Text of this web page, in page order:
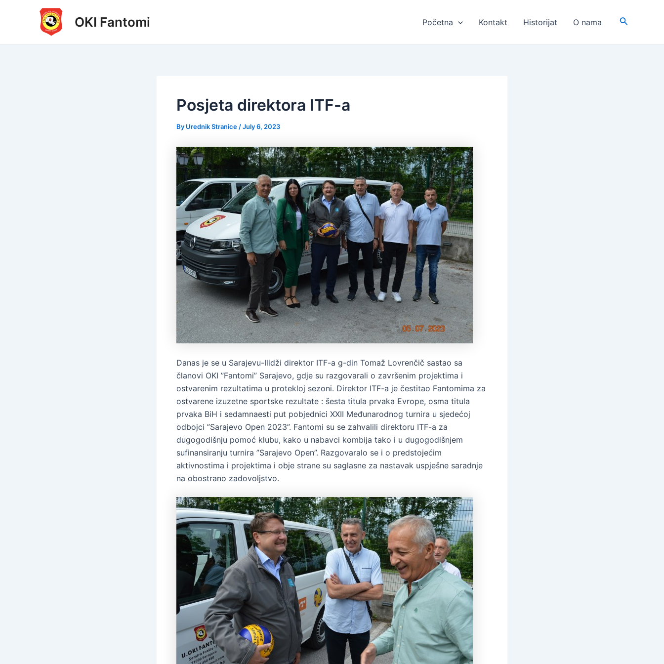
OKI Fantomi Početna Kontakt Historijat O nama Search
Posjeta direktora ITF-a
By Urednik Stranice /July 6, 2023
Danas je se u Sarajevu-Ilidži direktor ITF-a g-din Tomaž Lovrenčič sastao sa
članovi OKI ”Fantomi” Sarajevo, gdje su razgovarali o završenim projektima i
ostvarenim rezultatima u protekloj sezoni. Direktor ITF-a je čestitao Fantomima za
ostvarene izuzetne sportske rezultate : šesta titula prvaka Evrope, osma titula
prvaka BiH i sedamnaesti put pobjednici XXII Međunarodnog turnira u sjedećoj
odbojci ”Sarajevo Open 2023”. Fantomi su se zahvalili direktoru ITF-a za
dugogodišnju pomoć klubu, kako u nabavci kombija tako i u dugogodišnjem
sufinansiranju turnira ”Sarajevo Open”. Razgovaralo se i o predstojećim
aktivnostima i projektima i obje strane su saglasne za nastavak uspješne saradnje
na obostrano zadovoljstvo.